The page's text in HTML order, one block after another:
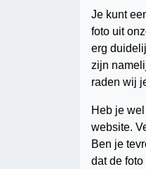
Je kunt
foto uit
erg
zijn
raden wij
Heb je
website.
Ben je
dat de